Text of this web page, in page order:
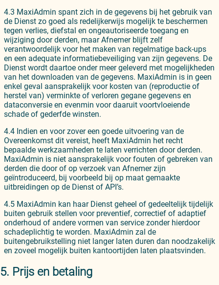
4.3 MaxiAdmin spant zich in de gegevens bij het gebruik van
de Dienst zo goed als redelijkerwijs mogelijk te beschermen
tegen verlies, diefstal en ongeautoriseerde toegang en
wijziging door derden, maar Afnemer blijft zelf
verantwoordelijk voor het maken van regelmatige back-ups
en een adequate informatiebeveiliging van zijn gegevens. De
Dienst wordt daartoe onder meer geleverd met mogelijkheden
van het downloaden van de gegevens. MaxiAdmin is in geen
enkel geval aansprakelijk voor kosten van (reproductie of
herstel van) verminkte of verloren gegane gegevens en
dataconversie en evenmin voor daaruit voortvloeiende
schade of gederfde winsten.
4.4 Indien en voor zover een goede uitvoering van de
Overeenkomst dit vereist, heeft MaxiAdmin het recht
bepaalde werkzaamheden te laten verrichten door derden.
MaxiAdmin is niet aansprakelijk voor fouten of gebreken van
derden die door of op verzoek van Afnemer zijn
geïntroduceerd, bij voorbeeld bij op maat gemaakte
uitbreidingen op de Dienst of API’s.
4.5 MaxiAdmin kan haar Dienst geheel of gedeeltelijk tijdelijk
buiten gebruik stellen voor preventief, correctief of adaptief
onderhoud of andere vormen van service zonder hierdoor
schadeplichtig te worden. MaxiAdmin zal de
buitengebruikstelling niet langer laten duren dan noodzakelijk
en zoveel mogelijk buiten kantoortijden laten plaatsvinden.
5. Prijs en betaling